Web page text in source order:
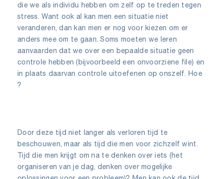
die we als individu hebben om zelf op te treden tegen
stress. Want ook al kan men een situatie niet
veranderen, dan kan men er nog voor kiezen om er
anders mee om te gaan. Soms moeten we leren
aanvaarden dat we over een bepaalde situatie geen
controle hebben (bijvoorbeeld een onvoorziene file) en
in plaats daarvan controle uitoefenen op onszelf. Hoe
?
Door deze tijd niet langer als verloren tijd te
beschouwen, maar als tijd die men voor zichzelf wint.
Tijd die men krijgt om na te denken over iets (het
organiseren van je dag, denken over mogelijke